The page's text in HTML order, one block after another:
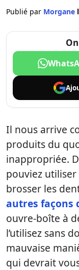
Publié par Morgane
Il nous arrive
produits du
inappropriée.
pouviez
brosser les
autres façons
ouvre-boîte à
l’utilisez sans
mauvaise
qui devrait